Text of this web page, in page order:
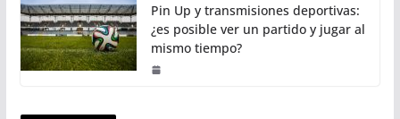
Pin Up y transmisiones deportivas:
¿es posible ver un partido y jugar al
mismo tiempo?